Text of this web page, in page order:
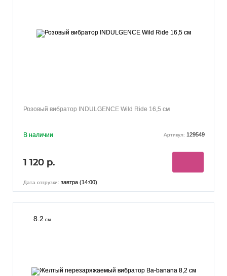
Розовый вибратор INDULGENCE Wild Ride 16,5 см
В наличии Артикул: 129549
1 120 р.
Дата отгрузки: завтра (14:00)
8.2 см